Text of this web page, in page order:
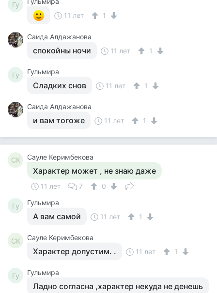
Гу
11 лет
1
Саида Алдажанова
спокойны ночи 11 лет 1
Гу Гульмира
Сладких снов 11 лет 1
Саида Алдажанова
и вам тогоже 11 лет 1
СК Сауле Керимбекова
Характер может , не знаю даже
11 лет 7 0
Гу Гульмира
А вам самой 11 лет 1
СК Сауле Керимбекова
Характер допустим. . 11 лет 1
Гу Гульмира
Ладно согласна ,характер некуда не денешь